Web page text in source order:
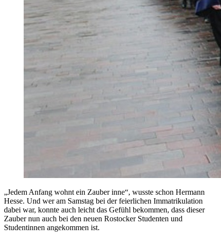
„Jedem Anfang wohnt ein Zauber inne“, wusste schon Hermann
Hesse. Und wer am Samstag bei der feierlichen Immatrikulation
dabei war, konnte auch leicht das Gefühl bekommen, dass dieser
Zauber nun auch bei den neuen Rostocker Studenten und
Studentinnen angekommen ist.